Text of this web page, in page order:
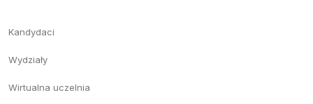
Kandydaci
Wydziały
Wirtualna uczelnia